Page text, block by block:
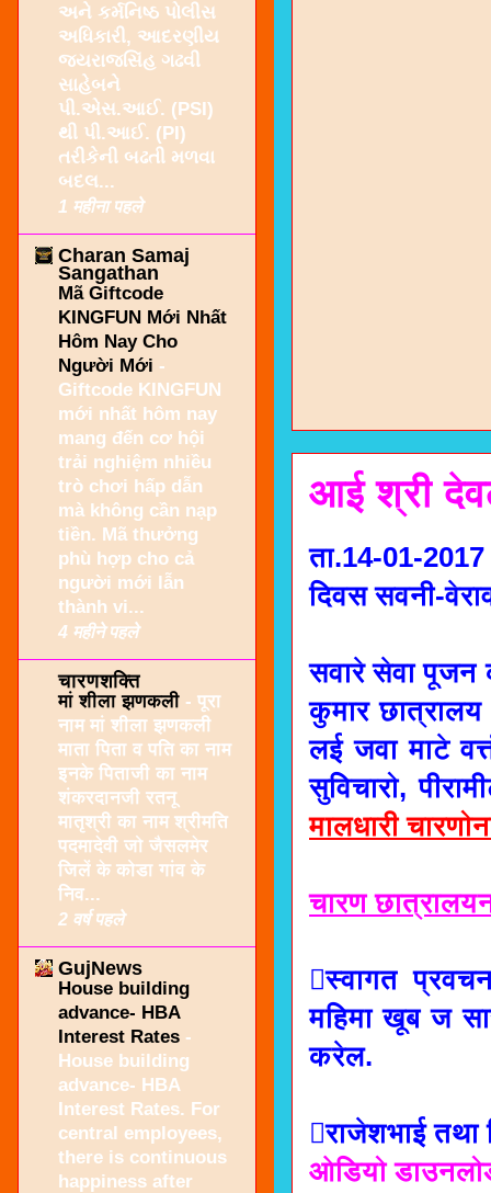
आई श्री
ता.14-01-
दिवस सवनी-
सवारे सेवा पूजन
कुमार छात्रालय
लई जवा माटे
सुविचारो,
मालधारी
चारण
स्वागत
महिमा खूब ज
करेल.
राजेशभाई
ओडियो
અને કર્મનિષ્ઠ પોલીસ
અધિકારી, આદરણીય
જયરાજસિંહ ગઢવી
સાહેબને
પી.એસ.આઈ. (PSI)
થી પી.આઈ. (PI)
તરીકેની બઢતી મળવા
બદલ...
1 महीना पहले
Charan Samaj
Sangathan
Mã Giftcode
KINGFUN Mới Nhất
Hôm Nay Cho
Người Mới -
Giftcode KINGFUN
mới nhất hôm nay
mang đến cơ hội
trải nghiệm nhiều
trò chơi hấp dẫn
mà không cần nạp
tiền. Mã thưởng
phù hợp cho cả
người mới lẫn
thành vi...
4 महीने पहले
चारणशक्ति
मां शीला झणकली - पूरा
नाम मां शीला झणकली
माता पिता व पति का नाम
इनके पिताजी का नाम
शंकरदानजी रतनू
मातृश्री का नाम श्रीमति
पदमादेवी जो जैसलमेर
जिलें के कोडा गांव के
निव...
2 वर्ष पहले
GujNews
House building
advance- HBA
Interest Rates -
House building
advance- HBA
Interest Rates. For
central employees,
there is continuous
happiness after